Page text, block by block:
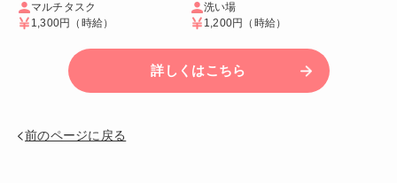
マルチタスク
1,300円
（時給）
洗い場
1,200円
（時給）
詳しくはこちら
前のページに戻る